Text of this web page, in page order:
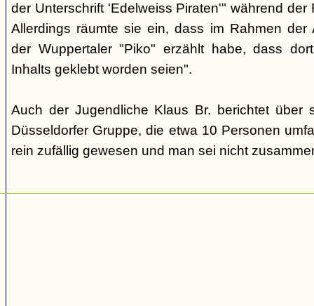
der Unterschrift 'Edelweiss Piraten'" während der
Allerdings räumte sie ein, dass im Rahmen der
der Wuppertaler "Piko" erzählt habe, dass
Inhalts geklebt worden seien".
Auch der Jugendliche Klaus Br. berichtet über
Düsseldorfer Gruppe, die etwa 10 Personen
rein zufällig gewesen und man sei nicht